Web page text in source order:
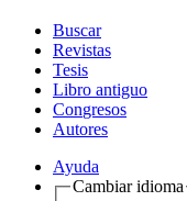
Buscar
Revistas
Tesis
Libro antiguo
Congresos
Autores
Ayuda
Cambiar idioma